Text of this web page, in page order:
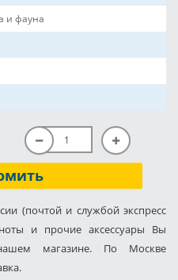
и фауна
(почтой и службой экспресс
и прочие аксессуары Вы
магазине. По Москве